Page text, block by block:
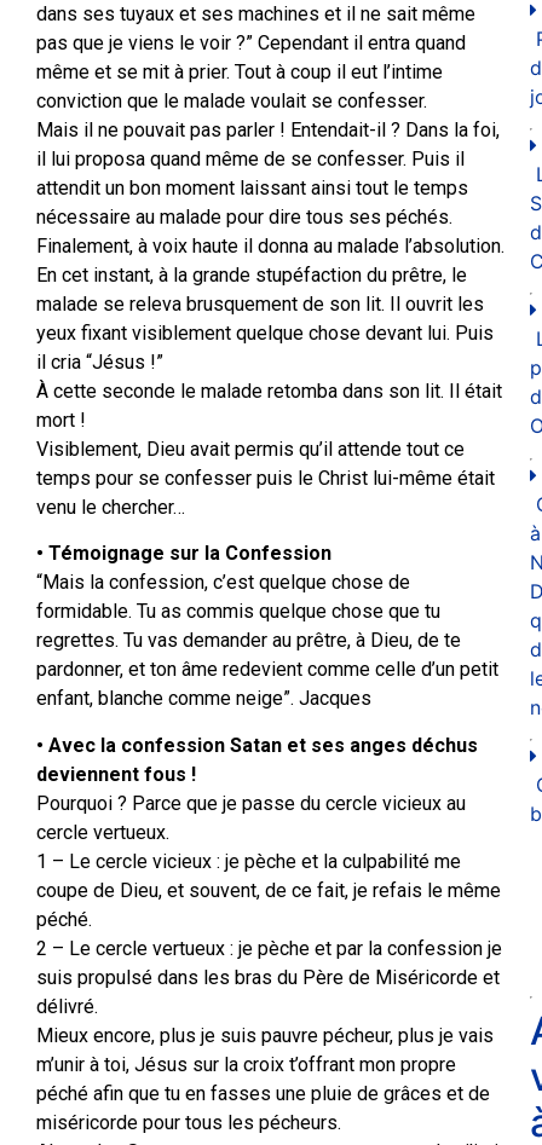
dans ses tuyaux et ses machines et il ne sait même
pas que je viens le voir ?” Cependant il entra quand
même et se mit à prier. Tout à coup il eut l’intime
conviction que le malade voulait se confesser.
Mais il ne pouvait pas parler ! Entendait-il ? Dans la foi,
il lui proposa quand même de se confesser. Puis il
attendit un bon moment laissant ainsi tout le temps
nécessaire au malade pour dire tous ses péchés.
Finalement, à voix haute il donna au malade l’absolution.
En cet instant, à la grande stupéfaction du prêtre, le
malade se releva brusquement de son lit. Il ouvrit les
yeux fixant visiblement quelque chose devant lui. Puis
il cria “Jésus !”
À cette seconde le malade retomba dans son lit. Il était
mort !
Visiblement, Dieu avait permis qu’il attende tout ce
temps pour se confesser puis le Christ lui-même était
venu le chercher…
• Témoignage sur la Confession
“Mais la confession, c’est quelque chose de
formidable. Tu as commis quelque chose que tu
regrettes. Tu vas demander au prêtre, à Dieu, de te
pardonner, et ton âme redevient comme celle d’un petit
enfant, blanche comme neige”. Jacques
• Avec la confession Satan et ses anges déchus
deviennent fous !
Pourquoi ? Parce que je passe du cercle vicieux au
cercle vertueux.
1 – Le cercle vicieux : je pèche et la culpabilité me
coupe de Dieu, et souvent, de ce fait, je refais le même
péché.
2 – Le cercle vertueux : je pèche et par la confession je
suis propulsé dans les bras du Père de Miséricorde et
délivré.
Mieux encore, plus je suis pauvre pécheur, plus je vais
m’unir à toi, Jésus sur la croix t’offrant mon propre
péché afin que tu en fasses une pluie de grâces et de
miséricorde pour tous les pécheurs.
à